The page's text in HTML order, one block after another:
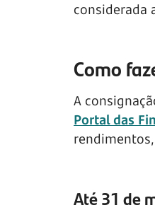
considerada
Como
A
Portal das
Até 31 de